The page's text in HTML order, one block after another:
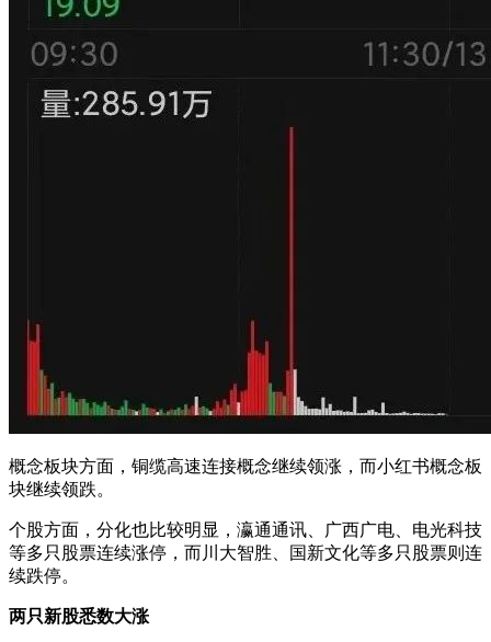
概念板块方面，铜缆高速连接概念继续领涨，而小红书概念板
块继续领跌。
个股方面，分化也比较明显，瀛通通讯、广西广电、电光科技
等多只股票连续涨停，而川大智胜、国新文化等多只股票则连
续跌停。
两只新股悉数大涨